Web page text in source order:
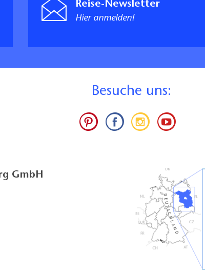
Reise-Newsletter
Hier anmelden!
Besuche uns:
GmbH